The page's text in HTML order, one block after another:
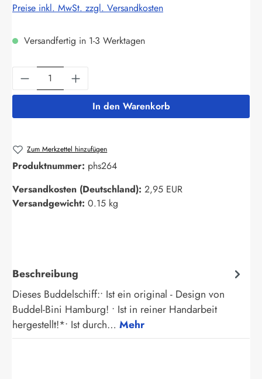
Preise inkl. MwSt. zzgl. Versandkosten
Versandfertig in 1-3 Werktagen
Produkt Anzahl: Gib den gewünschten
In den Warenkorb
Zum Merkzettel hinzufügen
Produktnummer: phs264
Versandkosten (Deutschland): 2,95 EUR
Versandgewicht: 0.15 kg
Beschreibung
Dieses Buddelschiff:• Ist ein original - Design von
Buddel-Bini Hamburg! • Ist in reiner Handarbeit
hergestellt!*• Ist durch… Mehr